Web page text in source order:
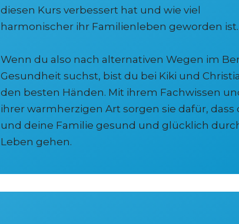
diesen Kurs verbessert hat und wie viel
harmonischer ihr Familienleben geworden ist.
Wenn du also nach alternativen Wegen im
Gesundheit suchst, bist du bei Kiki und
den besten Händen. Mit ihrem Fachwissen
ihrer warmherzigen Art sorgen sie dafür, dass
und deine Familie gesund und glücklich
Leben gehen.